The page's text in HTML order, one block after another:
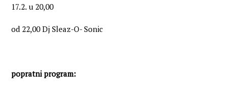
17.2. u 20,00
od 22,00 Dj Sleaz-O- Sonic
popratni program: